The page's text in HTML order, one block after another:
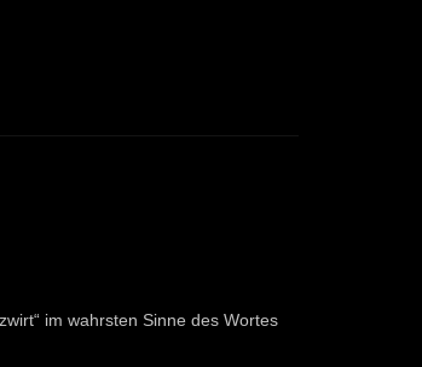
im wahrsten Sinne des Wortes